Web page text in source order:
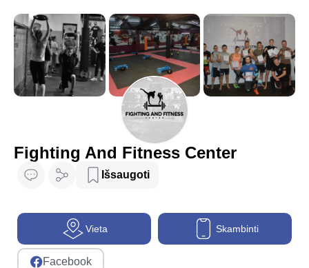
Fighting And Fitness Center
Išsaugoti
Vieta Skambinti
Facebook